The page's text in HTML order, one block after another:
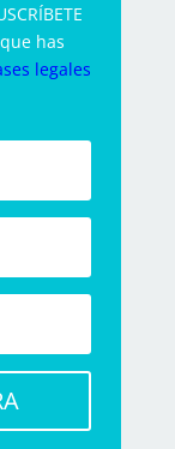
has
legales